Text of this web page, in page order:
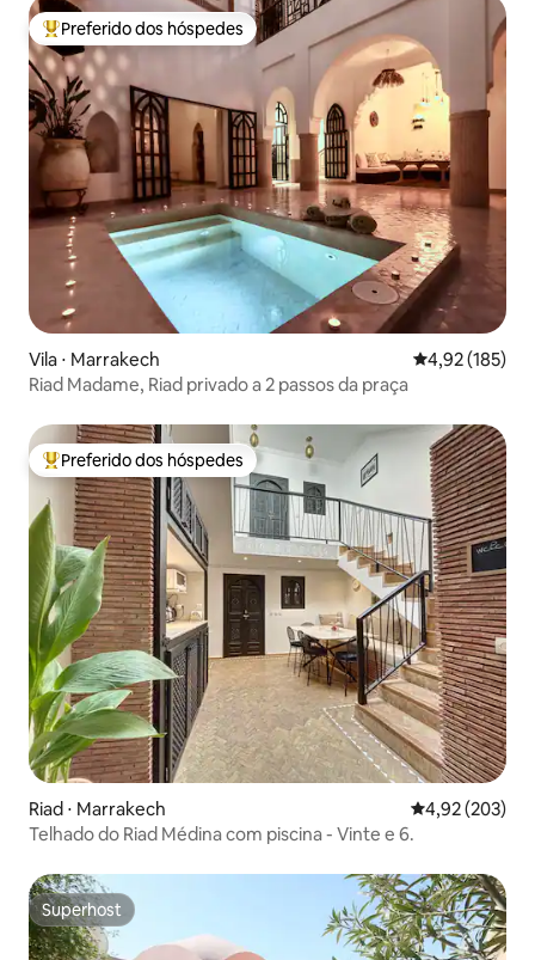
Entre os melhores preferidos dos hóspedes
Preferido dos hóspedes
Vila ⋅ Marrakech 4,92 de uma
4,92 (185)
Riad Madame, Riad privado a 2 passos da praça
Entre os melhores preferidos dos hóspedes
Preferido dos hóspedes
Riad ⋅ Marrakech 4,92 de uma
4,92 (203)
Telhado do Riad Médina com piscina - Vinte e 6.
Superhost
Superhost